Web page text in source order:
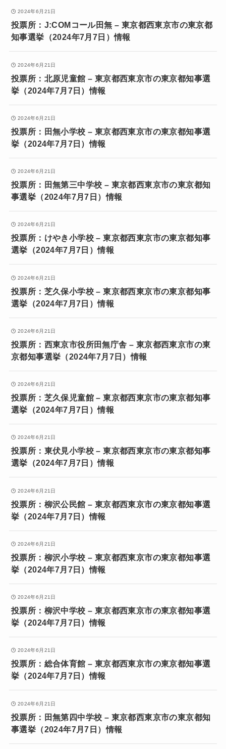
2024年6月21日
投票所：J:COMコール田無 – 東京都西東京市の東京都
知事選挙（2024年7月7日）情報
2024年6月21日
投票所：北原児童館 – 東京都西東京市の東京都知事選
挙（2024年7月7日）情報
2024年6月21日
投票所：田無小学校 – 東京都西東京市の東京都知事選
挙（2024年7月7日）情報
2024年6月21日
投票所：田無第三中学校 – 東京都西東京市の東京都知
事選挙（2024年7月7日）情報
2024年6月21日
投票所：けやき小学校 – 東京都西東京市の東京都知事
選挙（2024年7月7日）情報
2024年6月21日
投票所：芝久保小学校 – 東京都西東京市の東京都知事
選挙（2024年7月7日）情報
2024年6月21日
投票所：西東京市役所田無庁舎 – 東京都西東京市の東
京都知事選挙（2024年7月7日）情報
2024年6月21日
投票所：芝久保児童館 – 東京都西東京市の東京都知事
選挙（2024年7月7日）情報
2024年6月21日
投票所：東伏見小学校 – 東京都西東京市の東京都知事
選挙（2024年7月7日）情報
2024年6月21日
投票所：柳沢公民館 – 東京都西東京市の東京都知事選
挙（2024年7月7日）情報
2024年6月21日
投票所：柳沢小学校 – 東京都西東京市の東京都知事選
挙（2024年7月7日）情報
2024年6月21日
投票所：柳沢中学校 – 東京都西東京市の東京都知事選
挙（2024年7月7日）情報
2024年6月21日
投票所：総合体育館 – 東京都西東京市の東京都知事選
挙（2024年7月7日）情報
2024年6月21日
投票所：田無第四中学校 – 東京都西東京市の東京都知
事選挙（2024年7月7日）情報